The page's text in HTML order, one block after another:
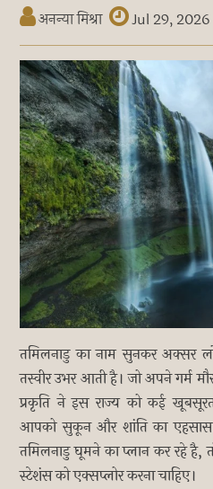
अनन्या मिश्रा Jul 29, 2026
तमिलनाडु का नाम सुनकर अक्सर
तस्वीर उभर आती है। जो अपने गर्म
प्रकृति ने इस राज्य को कई
आपको सुकून और शांति का
तमिलनाडु घूमने का प्लान कर रहे
स्टेशंस को एक्सप्लोर करना चाहिए।